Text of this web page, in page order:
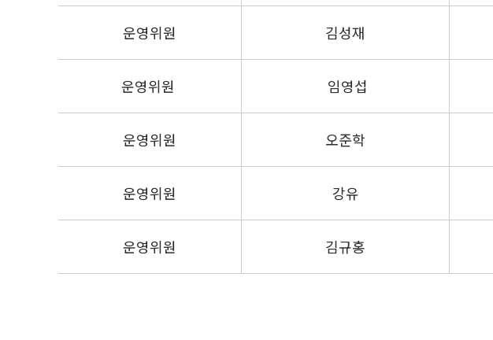
운영위원 김성재
운영위원 임영섭
운영위원 오준학
운영위원 강유
운영위원 김규홍